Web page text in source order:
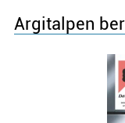
Argitalpen